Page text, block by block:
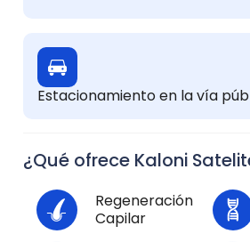
Estacionamiento en la vía
¿Qué ofrece Kaloni
Regeneración
Capilar